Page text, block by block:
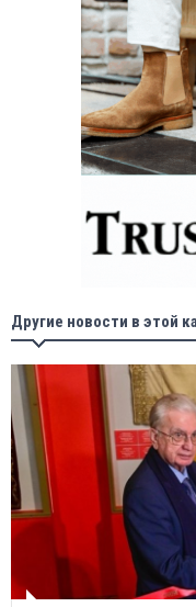
Другие новости в этой